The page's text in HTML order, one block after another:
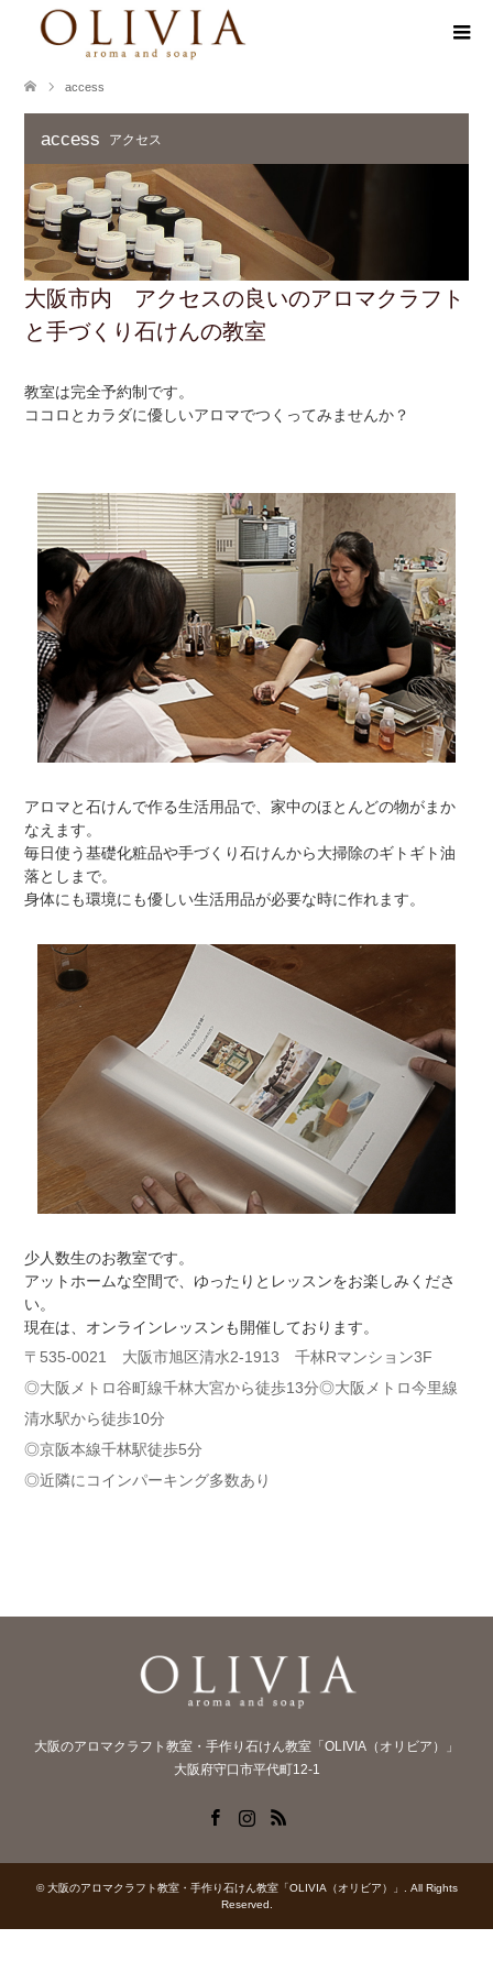
access
access アクセス
大阪市内 アクセスの良いのアロマクラフト
と手づくり石けんの教室
教室は完全予約制です。
ココロとカラダに優しいアロマでつくってみませんか？
アロマと石けんで作る生活用品で、家中のほとんどの物がまか
なえます。
毎日使う基礎化粧品や手づくり石けんから大掃除のギトギト油
落としまで。
身体にも環境にも優しい生活用品が必要な時に作れます。
少人数生のお教室です。
アットホームな空間で、ゆったりとレッスンをお楽しみくださ
い。
現在は、オンラインレッスンも開催しております。
〒535-0021 大阪市旭区清水2-1913 千林Rマンション3F
◎大阪メトロ谷町線千林大宮から徒歩13分◎大阪メトロ今里線
清水駅から徒歩10分
◎京阪本線千林駅徒歩5分
◎近隣にコインパーキング多数あり
大阪のアロマクラフト教室・手作り石けん教室「OLIVIA（オリビア）」
大阪府守口市平代町12-1
©大阪のアロマクラフト教室・手作り石けん教室「OLIVIA（オリビア）」
. All Rights
Reserved.